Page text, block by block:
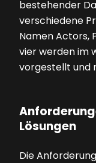
bestehender
verschiedene
Namen Actors,
vier werden im
vorgestellt und
Lösungen
Die